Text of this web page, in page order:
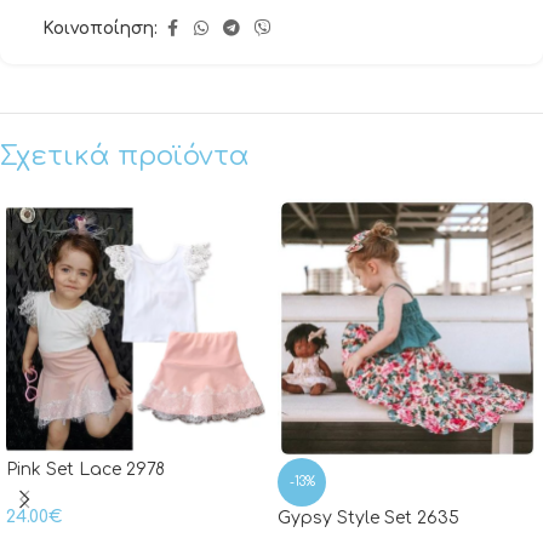
Κοινοποίηση:
Σχετικά προϊόντα
Pink Set Lace 2978
24.00€
-13%
Gypsy Style Set 2635